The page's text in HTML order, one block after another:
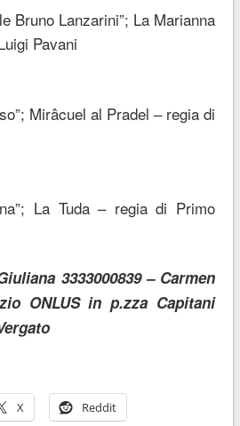
Bruno Lanzarini”; La Marianna
Pavani
Mirâcuel al Pradel – regia di
La Tuda – regia di Primo
3333000839 – Carmen
ONLUS in p.zza Capitani
X Reddit